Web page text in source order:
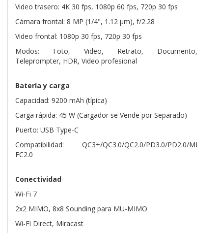
Video trasero: 4K 30 fps, 1080p 60 fps, 720p 30 fps
Cámara frontal: 8 MP (1/4", 1.12 µm), f/2.28
Video frontal: 1080p 30 fps, 720p 30 fps
Modos: Foto, Video, Retrato, Documento,
Teleprompter, HDR, Video profesional
Batería y carga
Capacidad: 9200 mAh (típica)
Carga rápida: 45 W (Cargador se Vende por Separado)
Puerto: USB Type-C
Compatibilidad: QC3+/QC3.0/QC2.0/PD3.0/PD2.0/MI
FC2.0
Conectividad
Wi-Fi 7
2x2 MIMO, 8x8 Sounding para MU-MIMO
Wi-Fi Direct, Miracast